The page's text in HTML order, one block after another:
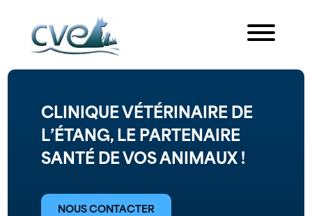
CLINIQUE VÉTÉRINAIRE DE
L’ÉTANG, LE PARTENAIRE
SANTÉ DE VOS ANIMAUX !
NOUS CONTACTER